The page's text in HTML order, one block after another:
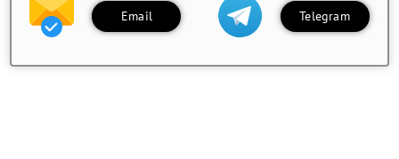
Email Telegram